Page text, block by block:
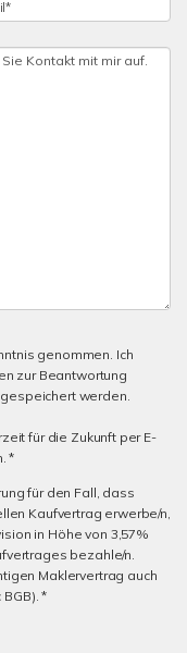
genommen. Ich
zur Beantwortung
werden.
für die Zukunft per E-
*
für den Fall, dass
Kaufvertrag erwerbe/n,
in Höhe von 3,57%
bezahle/n.
Maklervertrag auch
*